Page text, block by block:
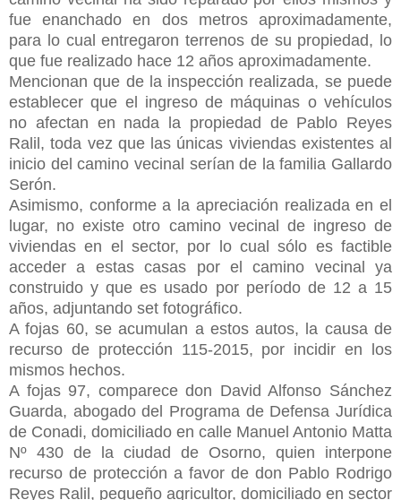
fue enanchado en dos metros aproximadamente,
para lo cual entregaron terrenos de su propiedad, lo
que fue realizado hace 12 años aproximadamente.
Mencionan que de la inspección realizada, se puede
establecer que el ingreso de máquinas o vehículos
no afectan en nada la propiedad de Pablo Reyes
Ralil, toda vez que las únicas viviendas existentes al
inicio del camino vecinal serían de la familia Gallardo
Serón.
Asimismo, conforme a la apreciación realizada en el
lugar, no existe otro camino vecinal de ingreso de
viviendas en el sector, por lo cual sólo es factible
acceder a estas casas por el camino vecinal ya
construido y que es usado por período de 12 a 15
años, adjuntando set fotográfico.
A fojas 60, se acumulan a estos autos, la causa de
recurso de protección 115-2015, por incidir en los
mismos hechos.
A fojas 97, comparece don David Alfonso Sánchez
Guarda, abogado del Programa de Defensa Jurídica
de Conadi, domiciliado en calle Manuel Antonio Matta
Nº 430 de la ciudad de Osorno, quien interpone
recurso de protección a favor de don Pablo Rodrigo
Reyes Ralil, pequeño agricultor, domiciliado en sector